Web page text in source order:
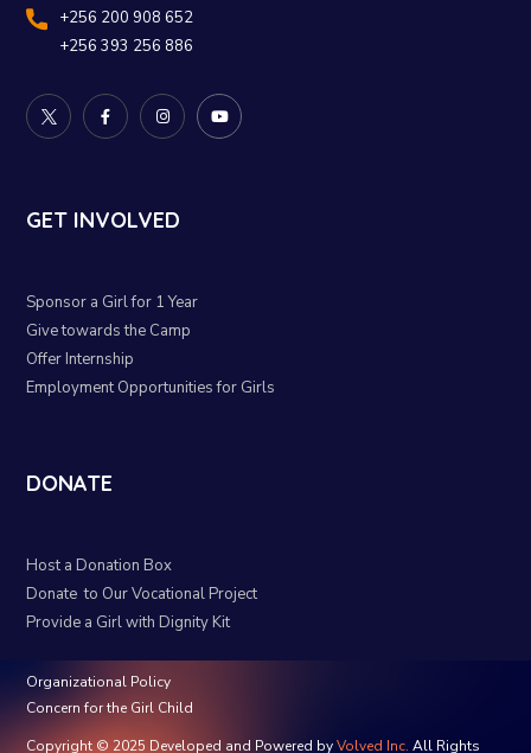
+256 200 908 652
+256 393 256 886
GET INVOLVED
Sponsor a Girl for 1 Year
Give towards the Camp
Offer Internship
Employment Opportunities for Girls
DONATE
Host a Donation Box
Donate to Our Vocational Project
Provide a Girl with Dignity Kit
Organizational Policy
Concern for the Girl Child
Copyright © 2025 Developed and Powered byVolved Inc. All Rights